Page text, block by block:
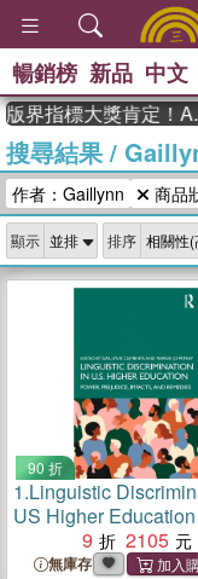
暢銷榜 新品 中文
界指標大獎肯定！
搜尋結果/
作者：Gaillynn
商品
顯示 排序
90 折
1.Linguistic
US Higher Education
Power, Prejudice,
and Remedies
9 2105
無庫存